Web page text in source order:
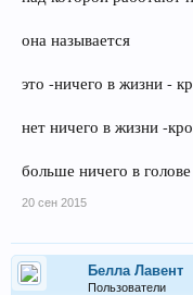
она называется
это -ничего в жизни -
нет ничего в жизни -
больше ничего в
20 сен 2015
Белла Лавент
Пользователи